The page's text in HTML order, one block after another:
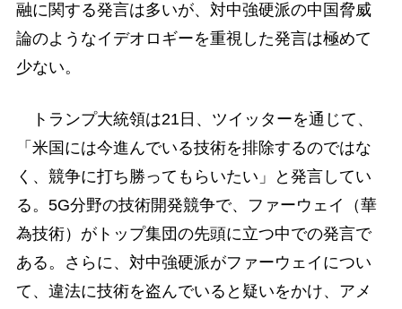
融に関する発言は多いが、対中強硬派の中国脅威
論のようなイデオロギーを重視した発言は極めて
少ない。
トランプ大統領は21日、ツイッターを通じて、
「米国には今進んでいる技術を排除するのではな
く、競争に打ち勝ってもらいたい」と発言してい
る。5G分野の技術開発競争で、ファーウェイ（華
為技術）がトップ集団の先頭に立つ中での発言で
ある。さらに、対中強硬派がファーウェイについ
て、違法に技術を盗んでいると疑いをかけ、アメ